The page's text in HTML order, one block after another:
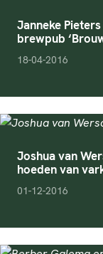
Janneke
brewpub
pubDate
18-04-2016
Joshua van
hoeden van
pubDate
01-12-2016